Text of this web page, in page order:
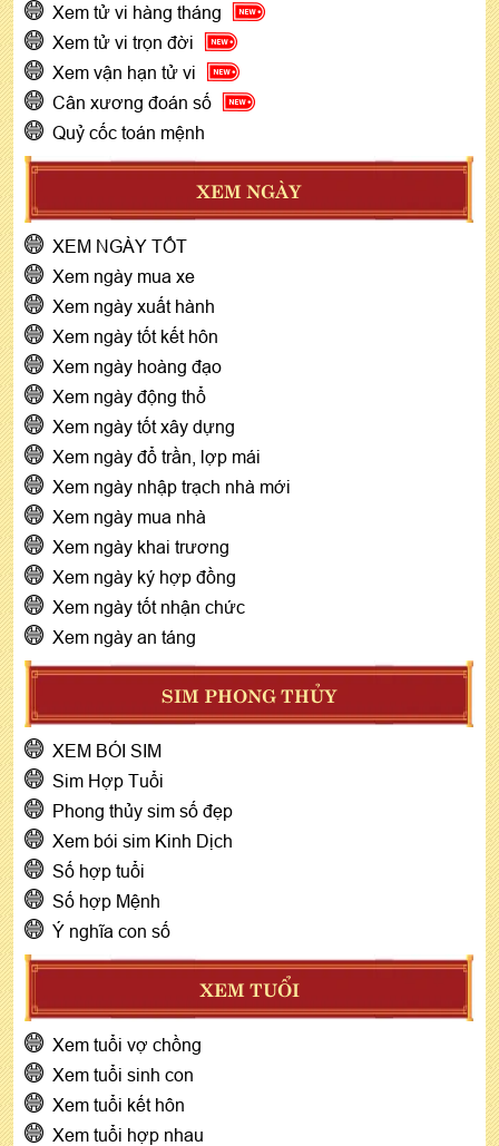
Xem tử vi hàng tháng
Xem tử vi trọn đời
Xem vận hạn tử vi
Cân xương đoán số
Quỷ cốc toán mệnh
XEM NGÀY
XEM NGÀY TỐT
Xem ngày mua xe
Xem ngày xuất hành
Xem ngày tốt kết hôn
Xem ngày hoàng đạo
Xem ngày động thổ
Xem ngày tốt xây dựng
Xem ngày đổ trần, lợp mái
Xem ngày nhập trạch nhà mới
Xem ngày mua nhà
Xem ngày khai trương
Xem ngày ký hợp đồng
Xem ngày tốt nhận chức
Xem ngày an táng
SIM PHONG THỦY
XEM BÓI SIM
Sim Hợp Tuổi
Phong thủy sim số đẹp
Xem bói sim Kinh Dịch
Số hợp tuổi
Số hợp Mệnh
Ý nghĩa con số
XEM TUỔI
Xem tuổi vợ chồng
Xem tuổi sinh con
Xem tuổi kết hôn
Xem tuổi hợp nhau